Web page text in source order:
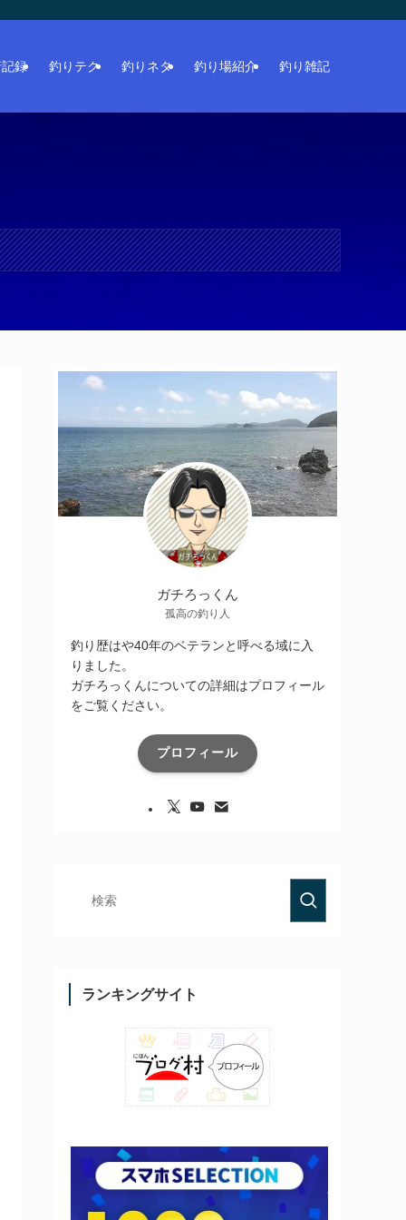
録 釣りテク 釣りネタ 釣り場紹介 釣り雑記
ガチろっくん
孤高の釣り人
釣り歴はや40年のベテランと呼べる域に入
りました。
ガチろっくんについての詳細はプロフィール
をご覧ください。
プロフィール
ランキングサイト